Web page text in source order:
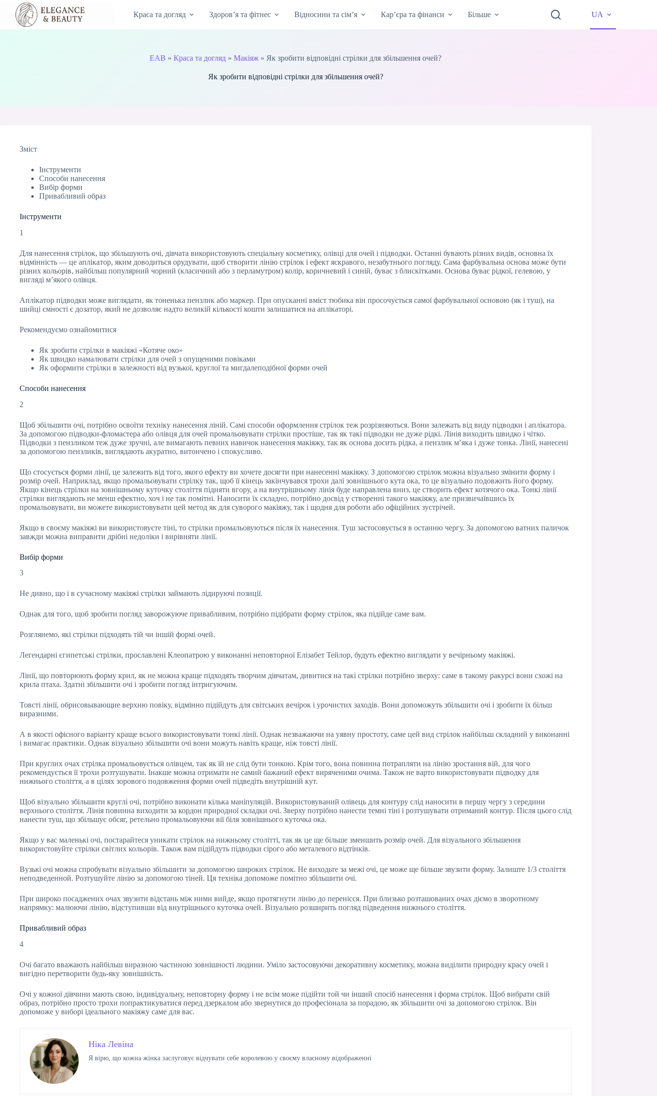
Перейти
вмісту
Краса та догляд Здоров’я та фітнес Відносини та сім’я Кар’єра та фінанси Більше UA
EAB »Краса та догляд »Макіяж » Як зробити відповідні стрілки для збільшення очей?
Як зробити відповідні стрілки для збільшення очей?
Зміст
Інструменти
Способи нанесення
Вибір форми
Привабливий образ
Інструменти
1
Для нанесення стрілок, що збільшують очі, дівчата використовують спеціальну косметику, олівці для очей і підводки. Останні бувають різних видів, основна їх
відмінність — це аплікатор, яким доводиться орудувати, щоб створити лінію стрілок і ефект яскравого, незабутнього погляду. Сама фарбувальна основа може бути
різних кольорів, найбільш популярний чорний (класичний або з перламутром) колір, коричневий і синій, буває з блискітками. Основа буває рідкої, гелевою, у
вигляді м’якого олівця.
Аплікатор підводки може виглядати, як тоненька пензлик або маркер. При опусканні вміст тюбика він просочується самої фарбувальної основою (як і туш), на
шийці ємності є дозатор, який не дозволяє надто великій кількості кошти залишатися на аплікаторі.
Рекомендуємо ознайомитися
Як зробити стрілки в макіяжі «Котяче око»
Як швидко намалювати стрілки для очей з опущеними повіками
Як оформити стрілки в залежності від вузької, круглої та мигдалеподібної форми очей
Способи нанесення
2
Щоб збільшити очі, потрібно освоїти техніку нанесення ліній. Самі способи оформлення стрілок теж розрізняються. Вони залежать від виду підводки і аплікатора.
За допомогою підводки-фломастера або олівця для очей промальовувати стрілки простіше, так як такі підводки не дуже рідкі. Лінія виходить швидко і чітко.
Підводки з пензликом теж дуже зручні, але вимагають певних навичок нанесення макіяжу, так як основа досить рідка, а пензлик м’яка і дуже тонка. Лінії, нанесені
за допомогою пензликів, виглядають акуратно, витончено і спокусливо.
Що стосується форми лінії, це залежить від того, якого ефекту ви хочете досягти при нанесенні макіяжу. З допомогою стрілок можна візуально змінити форму і
розмір очей. Наприклад, якщо промальовувати стрілку так, щоб її кінець закінчувався трохи далі зовнішнього кута ока, то це візуально подовжить його форму.
Якщо кінець стрілки на зовнішньому куточку століття підняти вгору, а на внутрішньому лінія буде направлена вниз, це створить ефект котячого ока. Тонкі лінії
стрілки виглядають не менш ефектно, хоч і не так помітні. Наносити їх складно, потрібно досвід у створенні такого макіяжу, але призвичаївшись їх
промальовувати, ви можете використовувати цей метод як для суворого макіяжу, так і щодня для роботи або офіційних зустрічей.
Якщо в своєму макіяжі ви використовуєте тіні, то стрілки промальовуються після їх нанесення. Туш застосовується в останню чергу. За допомогою ватних паличок
завжди можна виправити дрібні недоліки і вирівняти лінії.
Вибір форми
3
Не дивно, що і в сучасному макіяжі стрілки займають лідируючі позиції.
Однак для того, щоб зробити погляд заворожуюче привабливим, потрібно підібрати форму стрілок, яка підійде саме вам.
Розглянемо, які стрілки підходять тій чи іншій формі очей.
Легендарні єгипетські стрілки, прославлені Клеопатрою у виконанні неповторної Елізабет Тейлор, будуть ефектно виглядати у вечірньому макіяжі.
Лінії, що повторюють форму крил, як не можна краще підходять творчим дівчатам, дивитися на такі стрілки потрібно зверху: саме в такому ракурсі вони схожі на
крила птаха. Здатні збільшити очі і зробити погляд інтригуючим.
Товсті лінії, обрисовывающие верхню повіку, відмінно підійдуть для світських вечірок і урочистих заходів. Вони допоможуть збільшити очі і зробити їх більш
виразними.
А в якості офісного варіанту краще всього використовувати тонкі лінії. Однак незважаючи на уявну простоту, саме цей вид стрілок найбільш складний у виконанні
і вимагає практики. Однак візуально збільшити очі вони можуть навіть краще, ніж товсті лінії.
При круглих очах стрілка промальовується олівцем, так як їй не слід бути тонкою. Крім того, вона повинна потрапляти на лінію зростання вій, для чого
рекомендується її трохи розтушувати. Інакше можна отримати не самий бажаний ефект виряченими очима. Також не варто використовувати підводку для
нижнього століття, а в цілях зорового подовження форми очей підведіть внутрішній кут.
Щоб візуально збільшити круглі очі, потрібно виконати кілька маніпуляцій. Використовуваний олівець для контуру слід наносити в першу чергу з середини
верхнього століття. Лінія повинна виходити за кордон природної складки очі. Зверху потрібно нанести темні тіні і розтушувати отриманий контур. Після цього слід
нанести туш, що збільшує обсяг, ретельно промальовуючи вії біля зовнішнього куточка ока.
Якщо у вас маленькі очі, постарайтеся уникати стрілок на нижньому столітті, так як це ще більше зменшить розмір очей. Для візуального збільшення
використовуйте стрілки світлих кольорів. Також вам підійдуть підводки сірого або металевого відтінків.
Вузькі очі можна спробувати візуально збільшити за допомогою широких стрілок. Не виходьте за межі очі, це може ще більше звузити форму. Залиште 1/3 століття
неподведенной. Розтушуйте лінію за допомогою тіней. Ця техніка допоможе помітно збільшити очі.
При широко посаджених очах звузити відстань між ними вийде, якщо протягнути лінію до перенісся. При близько розташованих очах діємо в зворотному
напрямку: малюючи лінію, відступивши від внутрішнього куточка очей. Візуально розширить погляд підведення нижнього століття.
Привабливий образ
4
Очі багато вважають найбільш виразною частиною зовнішності людини. Уміло застосовуючи декоративну косметику, можна виділити природну красу очей і
вигідно перетворити будь-яку зовнішність.
Очі у кожної дівчини мають свою, індивідуальну, неповторну форму і не всім може підійти той чи інший спосіб нанесення і форма стрілок. Щоб вибрати свій
образ, потрібно просто трохи попрактикуватися перед дзеркалом або звернутися до професіонала за порадою, як збільшити очі за допомогою стрілок. Він
допоможе у виборі ідеального макіяжу саме для вас.
Ніка Левіна
Я вірю, що кожна жінка заслуговує відчувати себе королевою у своєму власному відображенні